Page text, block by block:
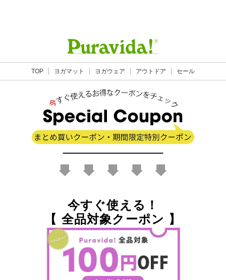
TOP ヨガマット ヨガウェア アウトドア セール
今すぐ使える！
【 全品対象クーポン 】